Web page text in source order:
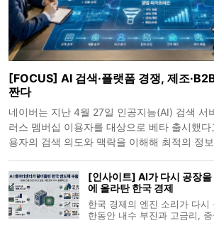
[FOCUS] AI 검색·플랫폼 경쟁, 제조
짠다
네이버는 지난 4월 27일 인공지능(AI) 검색 서
러스 멤버십 이용자를 대상으로 베타 출시했
용자의 검색 의도와 맥락을 이해해 최적의 정
창과 AI 브리핑
[인사이트] AI가 다시 공장
에 올라탄 한국 경제
한국 경제의 엔진 소리가 다시
한동안 내수 부진과 고금리,